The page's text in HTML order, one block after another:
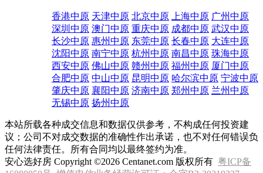
香港中原 天津中原 北京中原 上海中原 广州中原
深圳中原 澳门中原 重庆中原 成都中原 武汉中原
长沙中原 惠州中原 东莞中原 长春中原 大连中原
沈阳中原 南宁中原 杭州中原 南昌中原 珠海中原
西安中原 佛山中原 赣州中原 福州中原 厦门中原
合肥中原 中山中原 昆明中原 哈尔滨中原 宁波中原
肇庆中原 襄阳中原 济南中原 郑州中原 兰州中原
无锡中原 扬州中原
本站所载各种成交信息和数据仅供参考，不构成任何投资建
议；公司不对成交数据的准确性作出承诺，也不对任何错误负
任何法律责任。所有合同均以最终签约为准。
安心选好房 Copyright ©2026 Centanet.com 版权所有 粤ICP备